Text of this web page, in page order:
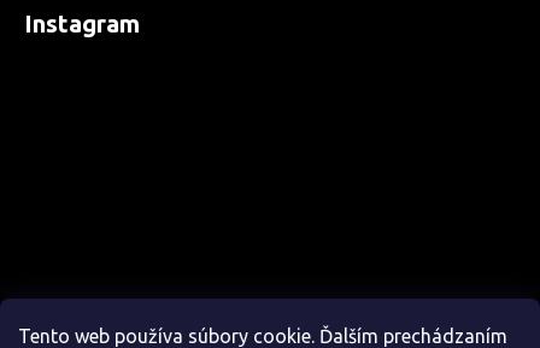
Tento web používa súbory cookie. Ďalším prechádzaním
Instagram